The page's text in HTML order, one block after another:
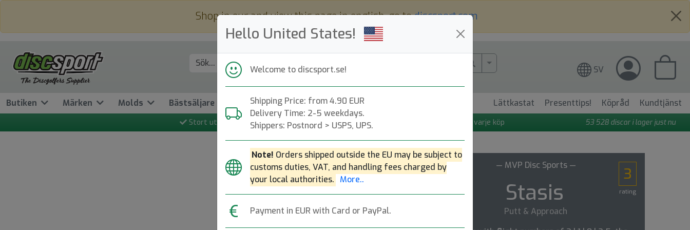
Hello United States!
Welcome to discsport.se!
Shipping Price: from 4.90 EUR
Delivery Time: 2-5 weekdays.
Shippers: Postnord > USPS, UPS.
Note! Orders shipped outside the EU may be subject to
customs duties, VAT, and handling fees charged by
your local authorities. More..
Payment in EUR with Card or PayPal.
Shop in eur and view this page in english, go todiscsport.com
More Search.. SV
Butiken Märken Molds Bästsäljare Nyheter Påfyllt Kampanjer Lättkastat Presenttips! Köpråd Kundtjänst
Stort utbud Snabba leveranser Fri frakt över 149 EUR Bonuspoäng på varje köp 53 528 discar i lager just nu
44 3
rating
— MVP Disc Sports —
Stasis
Putt & Approach